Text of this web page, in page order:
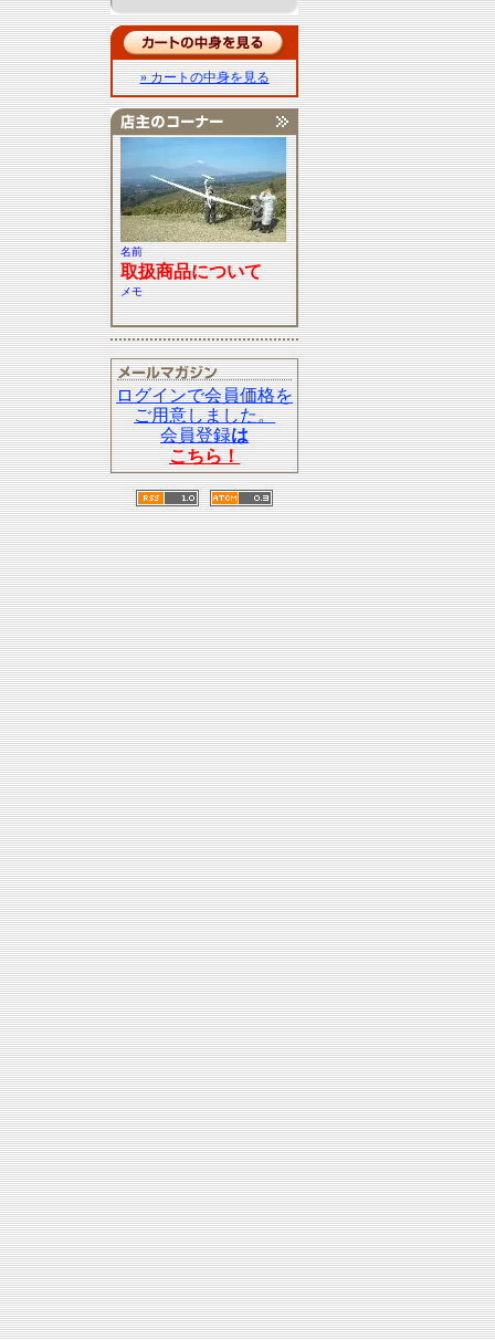
» カートの中身を見る
名前
取扱商品について
メモ
ログインで会員価格を
ご用意しました。
会員登録は
こちら！